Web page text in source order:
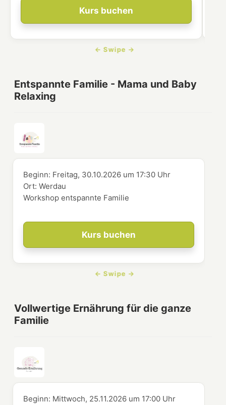
Kurs buchen
Entspannte Familie - Mama und Baby
Relaxing
Kurs buchen
Beginn: Freitag, 30.10.2026 um 17:30 Uhr
Ort:Werdau
Workshop entspannte Familie
Vollwertige Ernährung für die ganze
Familie
Beginn: Mittwoch, 25.11.2026 um 17:00 Uhr